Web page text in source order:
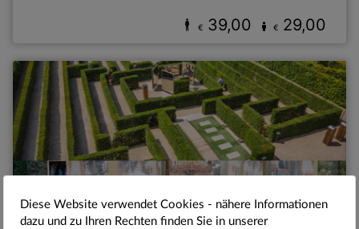
€ 39,00 € 29,00
Diese Website verwendet Cookies - nähere Informationen
dazu und zu Ihren Rechten finden Sie in unserer